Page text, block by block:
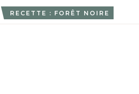
RECETTE : FORÊT NOIRE